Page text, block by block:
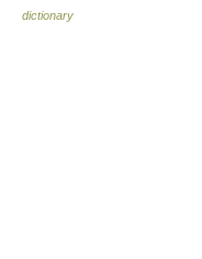
dictionary